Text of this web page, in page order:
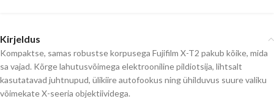
Kirjeldus
Kompaktse, samas robustse korpusega Fujifilm X-T2 pakub kõike, mida
sa vajad. Kõrge lahutusvõimega elektrooniline pildiotsija, lihtsalt
kasutatavad juhtnupud, ülikiire autofookus ning ühilduvus suure valiku
võimekate X-seeria objektiividega.